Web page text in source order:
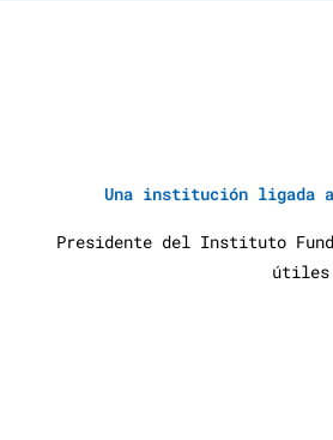
Una institución ligada
Presidente del Instituto
útiles